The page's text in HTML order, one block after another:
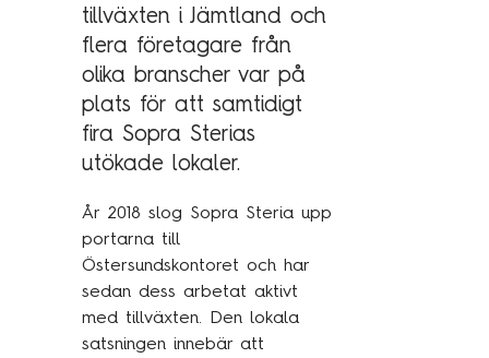
Kundcase
Om oss
Hållbarhet
Utmärkelser
Våra kontor
Vår historia
Vision och kultur
tillväxten i Jämtland och
flera företagare från
olika branscher var på
plats för att samtidigt
fira Sopra Sterias
utökade lokaler.
År 2018 slog Sopra Steria upp
portarna till
Östersundskontoret och har
sedan dess arbetat aktivt
med tillväxten. Den lokala
satsningen innebär att